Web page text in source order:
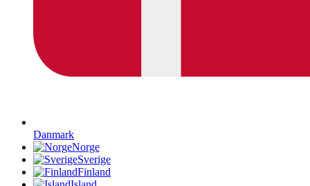
Danmark
Norge
Sverige
Finland